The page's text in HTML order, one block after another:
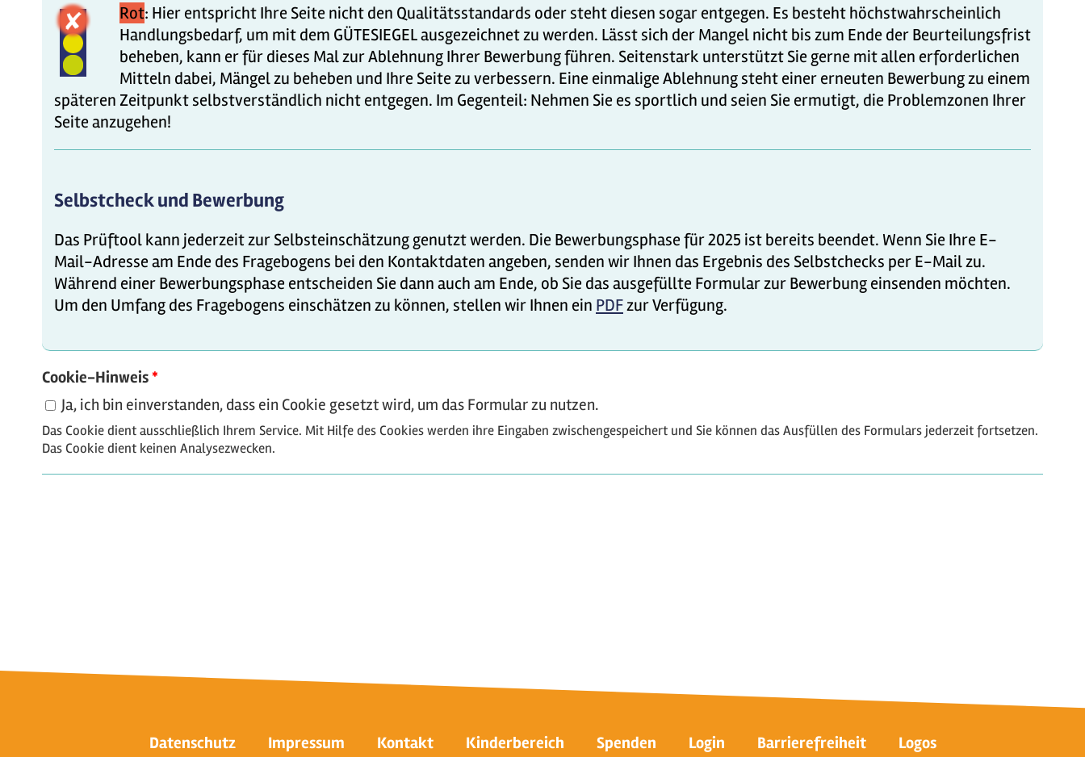
Rot: Hier entspricht Ihre Seite nicht den Qualitätsstandards oder steht diesen sogar entgegen. Es besteht höchstwahrscheinlich
Handlungsbedarf, um mit dem GÜTESIEGEL ausgezeichnet zu werden. Lässt sich der Mangel nicht bis zum Ende der Beurteilungsfrist
beheben, kann er für dieses Mal zur Ablehnung Ihrer Bewerbung führen. Seitenstark unterstützt Sie gerne mit allen erforderlichen
Mitteln dabei, Mängel zu beheben und Ihre Seite zu verbessern. Eine einmalige Ablehnung steht einer erneuten Bewerbung zu einem
späteren Zeitpunkt selbstverständlich nicht entgegen. Im Gegenteil: Nehmen Sie es sportlich und seien Sie ermutigt, die Problemzonen Ihrer
Seite anzugehen!
Selbstcheck und Bewerbung
Das Prüftool kann jederzeit zur Selbsteinschätzung genutzt werden. Die Bewerbungsphase für 2025 ist bereits beendet. Wenn Sie Ihre E-
Mail-Adresse am Ende des Fragebogens bei den Kontaktdaten angeben, senden wir Ihnen das Ergebnis des Selbstchecks per E-Mail zu.
Während einer Bewerbungsphase entscheiden Sie dann auch am Ende, ob Sie das ausgefüllte Formular zur Bewerbung einsenden möchten.
Um den Umfang des Fragebogens einschätzen zu können, stellen wir Ihnen ein PDFzur Verfügung.
Cookie-Hinweis*
Ja, ich bin einverstanden, dass ein Cookie gesetzt wird, um das Formular zu nutzen.
Das Cookie dient ausschließlich Ihrem Service. Mit Hilfe des Cookies werden ihre Eingaben zwischengespeichert und Sie können das Ausfüllen des Formulars jederzeit fortsetzen.
Das Cookie dient keinen Analysezwecken.
Datenschutz Impressum Kontakt Kinderbereich Spenden Login Barrierefreiheit Logos